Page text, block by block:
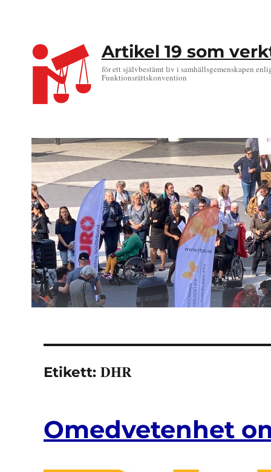
Artikel 19 som
för ett självbestämt liv i samhällsgemenskapen
Funktionsrättskonvention
Etikett: DHR
Omedvetenhet